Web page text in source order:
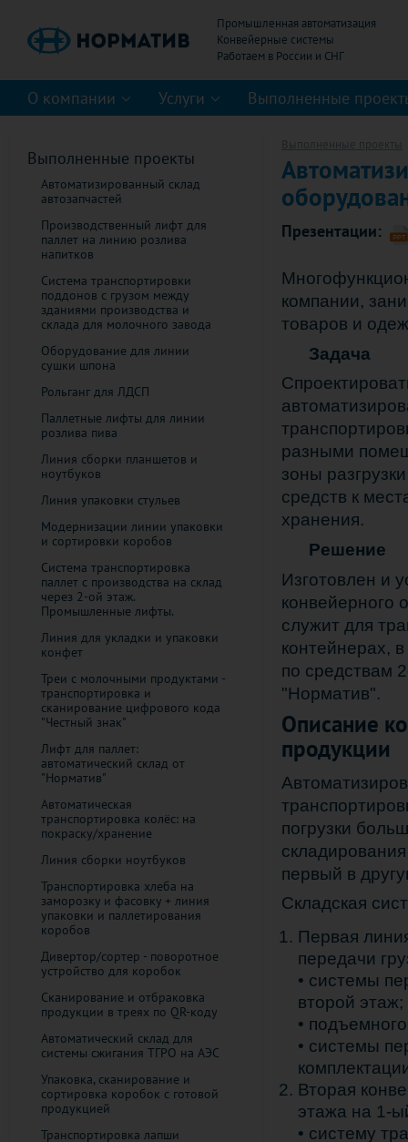
Промышленная автоматизация
Конвейерные системы
О компании Услуги Выполненные
Выполненные проекты
Автоматизированный склад
автозапчастей
Производственный лифт для
паллет на линию розлива
напитков
Система транспортировки
поддонов с грузом между
зданиями производства и
склада для молочного завода
Оборудование для линии
сушки шпона
Рольганг для ЛДСП
Паллетные лифты для линии
розлива пива
Линия сборки планшетов и
ноутбуков
Линия упаковки стульев
Модернизации линии упаковки
и сортировки коробов
Система транспортировка
паллет с производства на склад
через 2-ой этаж.
Промышленные лифты.
Линия для укладки и упаковки
конфет
Треи с молочными продуктами -
транспортировка и
сканирование цифрового кода
"Честный знак"
Лифт для паллет:
автоматический склад от
"Норматив"
Автоматическая
транспортировка колёс: на
покраску/хранение
Линия сборки ноутбуков
Транспортировка хлеба на
заморозку и фасовку + линия
упаковки и паллетирования
коробов
Дивертор/сортер - поворотное
устройство для коробок
Cканирование и отбраковка
продукции в треях по QR-коду
Автоматический склад для
системы сжигания ТГРО на АЭС
Упаковка, сканирование и
сортировка коробок с готовой
продукцией
Транспортировка лапши
Выполненные проекты
Презентации:
компании,
товаров и
Задача
разными
зоны
средств к
хранения.
Решение
Изготовлен и
конвейерного
служит для
контейнерах,
по средствам
"Норматив".
Описание
продукции
погрузки
первый в
Складская
Первая
передачи
• системы
второй этаж;
•
• системы
Вторая
этажа на 1-
• систему